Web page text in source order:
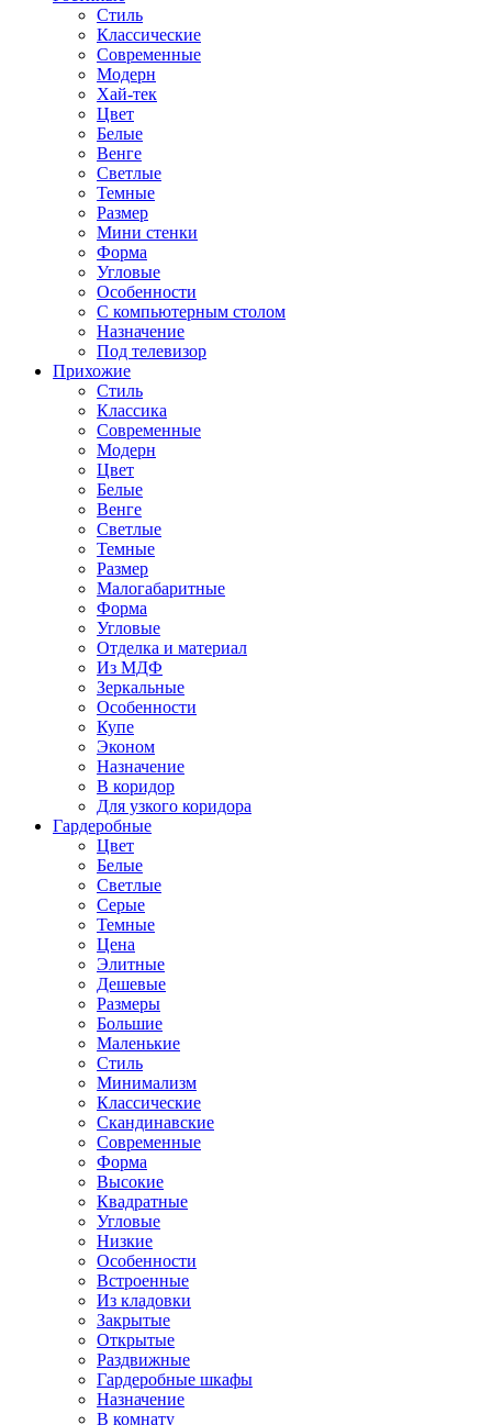
Стиль
Классические
Современные
Модерн
Хай-тек
Цвет
Белые
Венге
Светлые
Темные
Размер
Мини стенки
Форма
Угловые
Особенности
С компьютерным столом
Назначение
Под телевизор
Прихожие
Стиль
Классика
Современные
Модерн
Цвет
Белые
Венге
Светлые
Темные
Размер
Малогабаритные
Форма
Угловые
Отделка и материал
Из МДФ
Зеркальные
Особенности
Купе
Эконом
Назначение
В коридор
Для узкого коридора
Гардеробные
Цвет
Белые
Светлые
Серые
Темные
Цена
Элитные
Дешевые
Размеры
Большие
Маленькие
Стиль
Минимализм
Классические
Скандинавские
Современные
Форма
Высокие
Квадратные
Угловые
Низкие
Особенности
Встроенные
Из кладовки
Закрытые
Открытые
Раздвижные
Гардеробные шкафы
Назначение
В комнату